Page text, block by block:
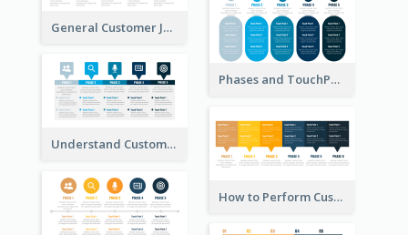
General Customer Journey Map Template
Phases and TouchPoints in a Customer Journey Map
Understand Customer Journey Map
How to Perform Customer Journey Mapping?